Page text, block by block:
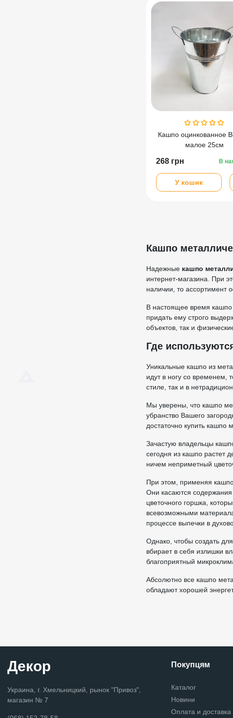
Кашпо оцинкованное
малое 25см
268 грн В
У кошик
Кашпо
Надежные кашпо
интернет-магазина. При
наличии, то ассортимент
В настоящее время кашпо
придать ему строго
объектов, так и
Где
Уникальные кашпо из
идут в ногу со временем,
стиле, так и в
Мы уверены, что кашпо
убранство Вашего
достаточно купить кашпо
Зачастую владельцы
сегодня из кашпо растет
ничем неприметный
При этом, применяя
Они касаются
цветочного горшка,
всевозможными
процессе выпечки в
Однако, чтобы создать
вбирает в себя излишки
благоприятный
Абсолютно все кашпо
обладают хорошей
Декор
Украина, г. Хмельницкий, рынок "Привоз",
магазин № 7
Покупцям
Каталог
Новини
Оплата и доставка